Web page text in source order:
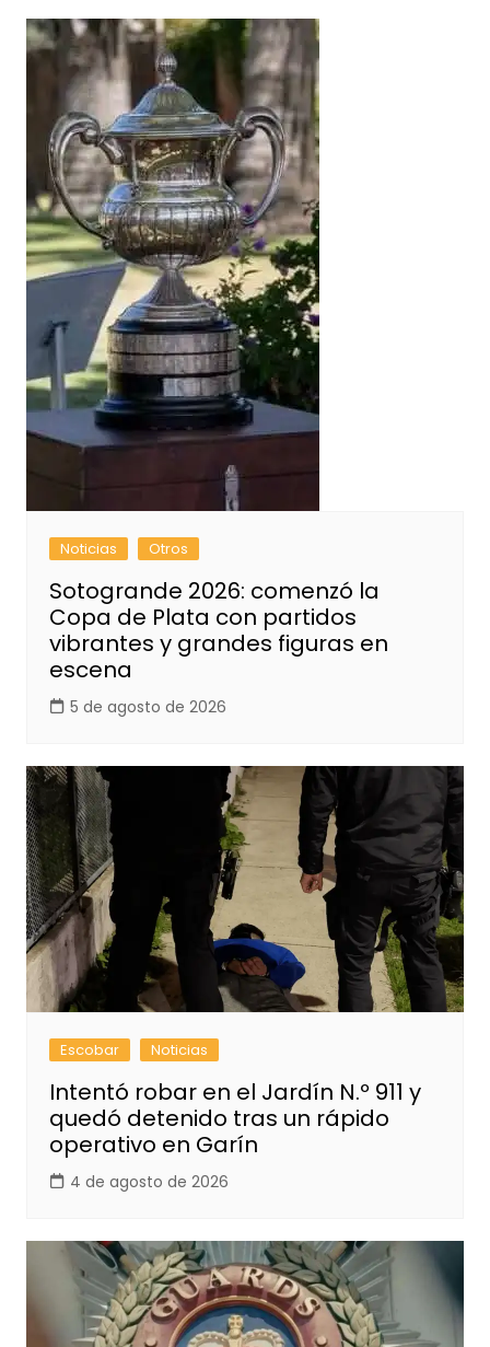
Noticias Otros
Sotogrande 2026: comenzó la
Copa de Plata con partidos
vibrantes y grandes figuras en
escena
5 de agosto de 2026
Escobar Noticias
Intentó robar en el Jardín N.º 911 y
quedó detenido tras un rápido
operativo en Garín
4 de agosto de 2026